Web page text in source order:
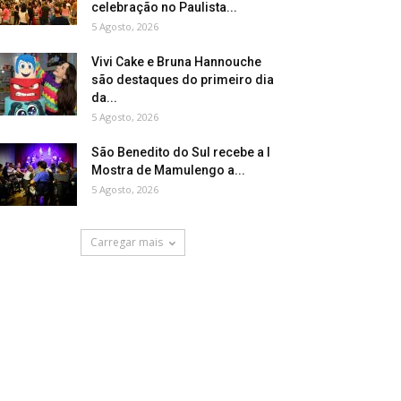
celebração no Paulista...
5 Agosto, 2026
Vivi Cake e Bruna Hannouche
são destaques do primeiro dia
da...
5 Agosto, 2026
São Benedito do Sul recebe a I
Mostra de Mamulengo a...
5 Agosto, 2026
Carregar mais